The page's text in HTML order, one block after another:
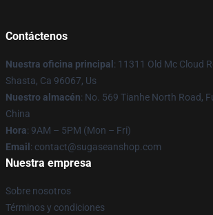
Contáctenos
Nuestra oficina principal : 11311 Old Mc Cloud
Shasta, Ca 96067, Us
Nuestro almacén: No. 569 Tianhe North Road,
China
Hora: 9AM – 5PM (Mon – Fri)
Email : contact@sugaseanshop.com
Nuestra empresa
Sobre nosotros
Términos y condiciones